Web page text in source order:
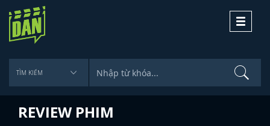
Toggle
REVIEW PHIM